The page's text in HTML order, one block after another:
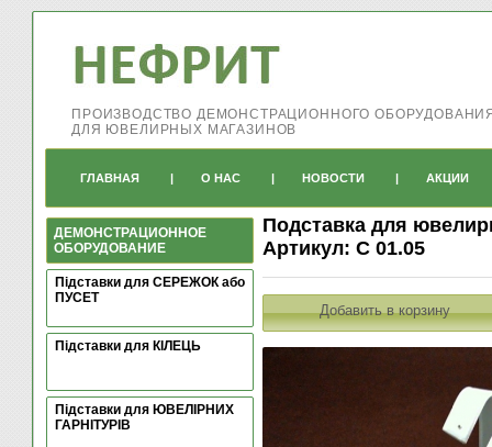
ПРОИЗВОДСТВО ДЕМОНСТРАЦИОННОГО
ДЛЯ ЮВЕЛИРНЫХ МАГАЗИНОВ
ГЛАВНАЯ | О НАС | НОВОСТИ | АКЦИИ
ДЕМОНСТРАЦИОННОЕ
ОБОРУДОВАНИЕ
Підставки для СЕРЕЖОК або
ПУСЕТ
Підставки для КІЛЕЦЬ
Підставки для ЮВЕЛІРНИХ
ГАРНІТУРІВ
Подставка для
Артикул: С 01.05
Добавить в корзину